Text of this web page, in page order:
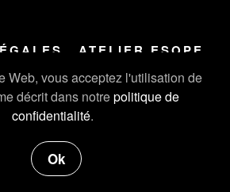
Web, vous acceptez l'utilisation de
décrit dans notrepolitique de
confidentialité.
Ok
ATELIER ESOPE